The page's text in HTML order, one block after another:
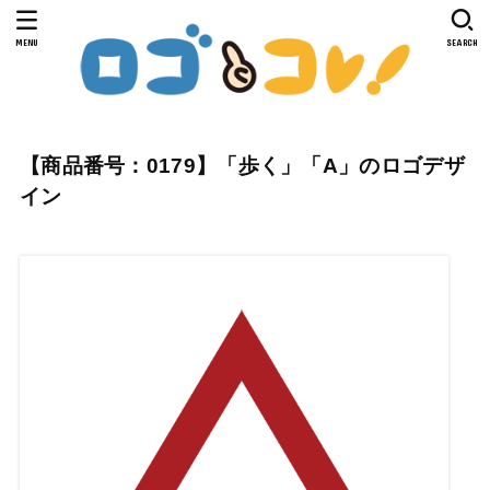
SEARCH
MENU
【商品番号：0179】「歩く」「A」のロゴデザ
イン